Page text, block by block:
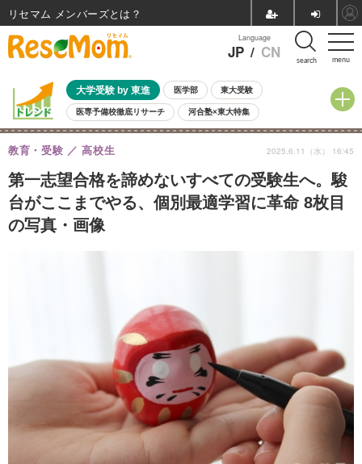
menu
Language
JP / CN search
大学受験 by 東進 医学部 東大受験
医専予備校徹底リサーチ 河合塾×東大特集
親子で考える大学選び 高校受験 中学受験 小学校受験
共通テスト 夏休み
8月開催イベント・WS 全国公立高校 過去問 人気記事
自由研究教材（小学生向け） 自由研究教材（中学生向け） ランキング
第一志望合格を諦めないすべての受験生へ。駿
台がここまでやる、個別最適学習に革命 8枚目
の写真・画像
教育・受験 高校生 2025.6.11（水） 16:45
リセマム メンバーズ